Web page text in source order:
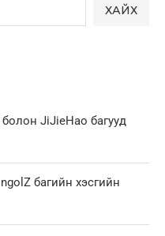
ХАЙХ
болон JiJieHao багууд
багийн хэсгийн